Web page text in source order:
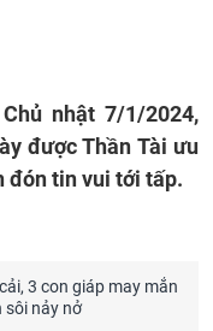
nhật 7/1/2024,
được Thần Tài ưu
đón tin vui tới tấp.
3 con giáp may mắn
sôi nảy nở